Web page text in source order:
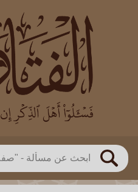
بحث
العالم
بن باز
بن العثيمين
اللجنة الدائمة